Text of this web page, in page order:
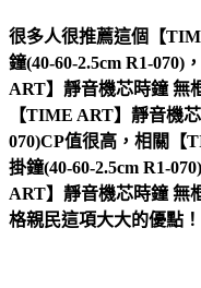
很多人很推薦這個【
鐘(40-60-2.5cm R1-
ART】靜音機芯時鐘 無
【TIME ART】靜音機
070)CP值很高，相關【
掛鐘(40-60-2.5cm R1-
ART】靜音機芯時鐘 無
格親民這項大大的優點！